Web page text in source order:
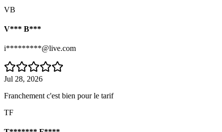
VB
V*** B***
i*********@live.com
Jul 28, 2026
Franchement c'est bien pour le tarif
TF